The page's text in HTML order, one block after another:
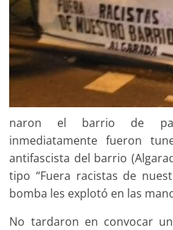
naron el barrio de
inmediatamente fueron
antifascista del barrio
tipo “Fuera racistas de
bomba les explotó en las
No tardaron en convocar